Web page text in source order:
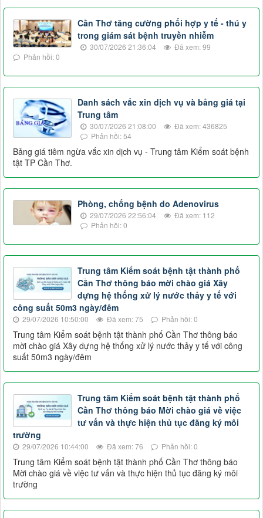
Cần Thơ tăng cường phối hợp y tế - thú y
trong giám sát bệnh truyền nhiễm
30/07/2026 21:36:04
Đã xem: 99
Phản hồi: 0
Danh sách vắc xin dịch vụ và bảng giá tại
Trung tâm
30/07/2026 21:08:00
Đã xem: 436825
Phản hồi: 54
Bảng giá tiêm ngừa vắc xin dịch vụ - Trung tâm Kiểm soát bệnh
tật TP Cần Thơ.
Phòng, chống bệnh do Adenovirus
29/07/2026 22:56:04
Đã xem: 112
Phản hồi: 0
Trung tâm Kiểm soát bệnh tật thành phố
Cần Thơ thông báo mời chào giá Xây
dựng hệ thống xử lý nước thảy y tế với
công suất 50m3 ngày/đêm
29/07/2026 10:50:00 Đã xem: 75 Phản hồi: 0
Trung tâm Kiểm soát bệnh tật thành phố Cần Thơ thông báo
mời chào giá Xây dựng hệ thống xử lý nước thảy y tế với công
suất 50m3 ngày/đêm
Trung tâm Kiểm soát bệnh tật thành phố
Cần Thơ thông báo Mời chào giá về việc
tư vấn và thực hiện thủ tục đăng ký môi
trường
29/07/2026 10:44:00 Đã xem: 76 Phản hồi: 0
Trung tâm Kiểm soát bệnh tật thành phố Cần Thơ thông báo
Mời chào giá về việc tư vấn và thực hiện thủ tục đăng ký môi
trường